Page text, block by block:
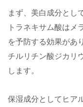
まず、美白成分とし
トラネキサム酸はメ
を予防する効果があ
チルリチン酸ジカリ
します。
保湿成分としてヒア